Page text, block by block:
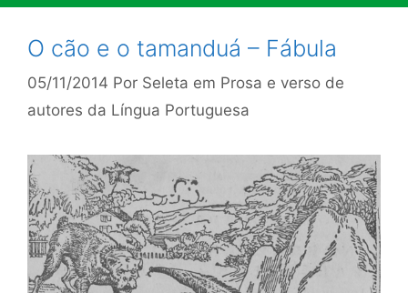
O cão e o tamanduá – Fábula
05/11/2014 Por Seleta em Prosa e verso de
autores da Língua Portuguesa